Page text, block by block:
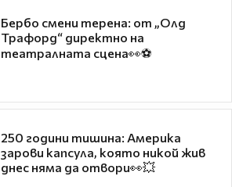
Бербо смени терена: от „Олд
Трафорд“ директно на
театралната сцена👀⚽
250 години тишина: Америка
зарови капсула, която никой жив
днес няма да отвори👀💥